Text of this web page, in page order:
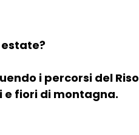
i percorsi del
e fiori di montagna.